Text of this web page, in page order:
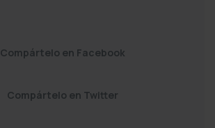
Compártelo en Facebook
Compártelo en Twitter